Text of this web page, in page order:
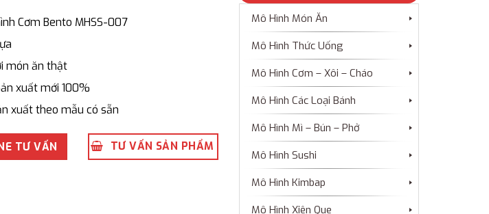
Cơm Bento MHSS-007
món ăn thật
xuất mới 100%
xuất theo mẫu có sẵn
TƯ VẤN TƯ VẤN SẢN PHẨM
Mô Hình Món Ăn
Mô Hình Thức Uống
Mô Hình Cơm – Xôi – Cháo
Mô Hình Các Loại Bánh
Mô Hình Mì – Bún – Phở
Mô Hình Sushi
Mô Hình Kimbap
Mô Hình Xiên Que